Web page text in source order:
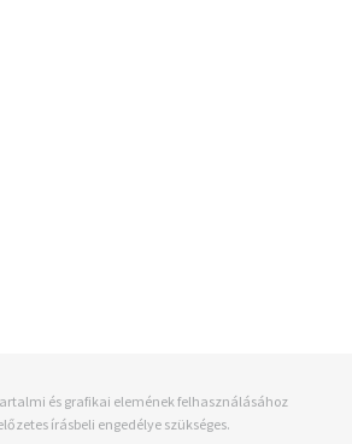
és grafikai elemének felhasználásához
írásbeli engedélye szükséges.